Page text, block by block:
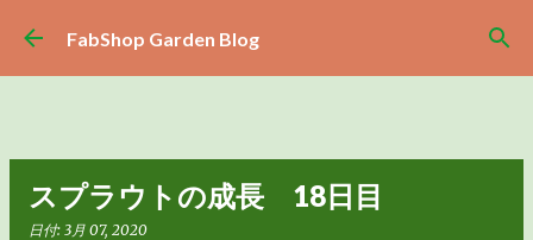
スキップしてメイン コンテンツに移動
FabShop Garden Blog
スプラウトの成長 18日目
日付: 3月 07, 2020